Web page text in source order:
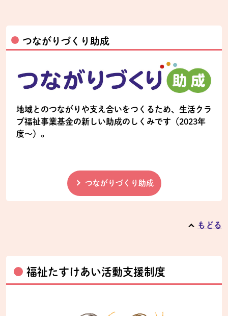
つながりづくり助成
地域とのつながりや支え合いをつくるため、生活クラ
ブ福祉事業基金の新しい助成のしくみです（2023年
度～）。
つながりづくり助成
もどる
福祉たすけあい活動支援制度